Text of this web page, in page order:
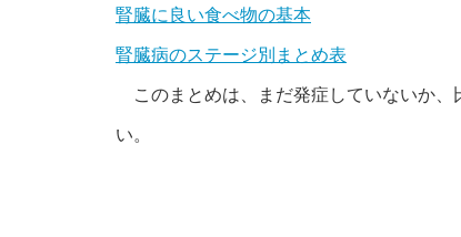
腎臓に良い食べ物の基本
腎臓病のステージ別まとめ表
このまとめは、まだ発症していないか、
い。